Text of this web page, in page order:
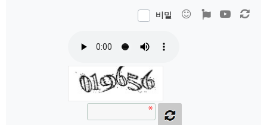
비밀 이모티콘폰트어썸
동영상